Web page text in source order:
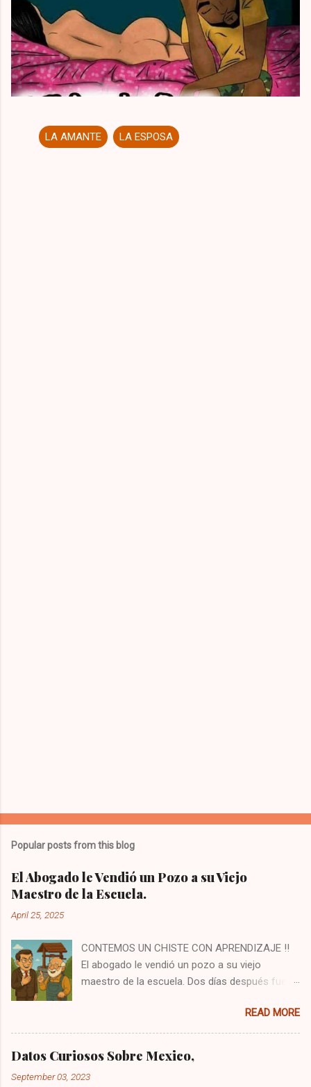
LA AMANTE LA ESPOSA
Popular posts from this blog
El Abogado le Vendió un Pozo a su Viejo
Maestro de la Escuela.
April 25, 2025
CONTEMOS UN CHISTE CON APRENDIZAJE ‼️
El abogado le vendió un pozo a su viejo
maestro de la escuela. Dos días después fue a
el agua que está dentro! Si quiere usar el agua,
debe pagar un extra. El maestro sonrió y
respondió: —Sí, justo iba a buscarlo. Iba a
decirle que debe sacar su agua de mi pozo, o
de lo contrario desde mañana mismo tendrá
READ MORE
Datos Curiosos Sobre Mexico,
September 03, 2023